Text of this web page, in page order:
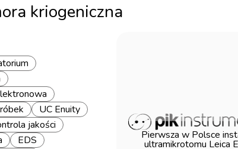
kriogeniczna
UC Enuity
jakości
EDS Pierwsza w Polsce
ultramikrotomu Leica